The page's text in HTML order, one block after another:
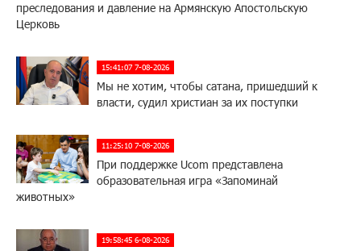
преследования и давление на Армянскую Апостольскую
Церковь
15:41:07 7-08-2026
Мы не хотим, чтобы сатана, пришедший к
власти, судил христиан за их поступки
11:25:10 7-08-2026
При поддержке Ucom представлена
образовательная игра «Запоминай
животных»
19:58:45 6-08-2026